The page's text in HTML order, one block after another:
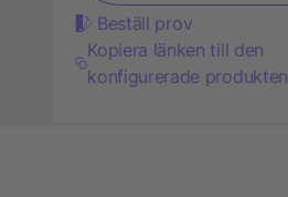
Beställ prov
Kopiera länken till den
konfigurerade produkten